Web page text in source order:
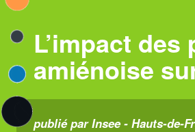
L’impact
amiénoise
publié par Insee - Hauts-de-